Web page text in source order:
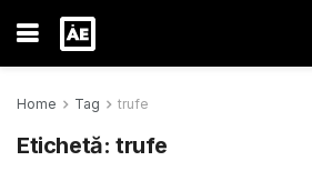
Home Tag trufe
Etichetă: trufe